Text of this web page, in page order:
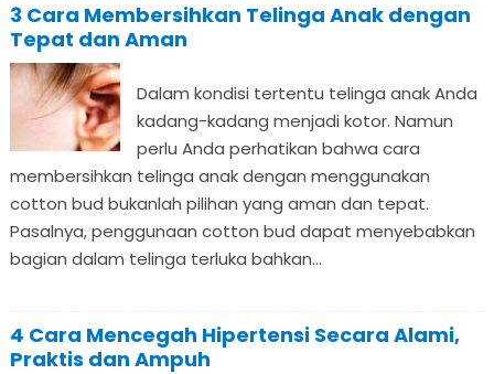
3 Cara Membersihkan Telinga Anak dengan
Tepat dan Aman
Dalam kondisi tertentu telinga anak Anda
kadang-kadang menjadi kotor. Namun
perlu Anda perhatikan bahwa cara
membersihkan telinga anak dengan menggunakan
cotton bud bukanlah pilihan yang aman dan tepat.
Pasalnya, penggunaan cotton bud dapat menyebabkan
bagian dalam telinga terluka bahkan...
4 Cara Mencegah Hipertensi Secara Alami,
Praktis dan Ampuh